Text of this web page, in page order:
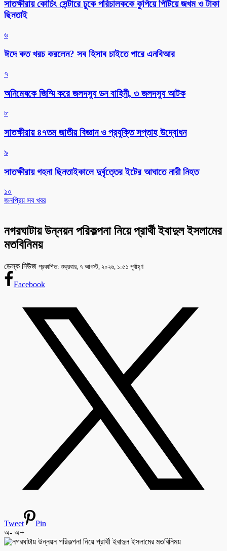
সাতক্ষীরায় কোচিং সেন্টারে ঢুকে পরিচালককে কুপিয়ে পিটিয়ে জখম ও টাকা
ছিনতাই
৬
ঈদে কত খরচ করলেন? সব হিসাব চাইতে পারে এনবিআর
৭
অনিমেষকে জিম্মি করে জলদস্যু ডন বাহিনী, ৩ জলদস্যু আটক
৮
সাতক্ষীরায় ৪৭তম জাতীয় বিজ্ঞান ও প্রযুক্তি সপ্তাহ উদ্বোধন
৯
সাতক্ষীরায় গহনা ছিনতাইকালে দুর্বৃত্তের ইটের আঘাতে নারী নিহত
১০
জনপ্রিয় সব খবর
নগরঘাটায় উন্নয়ন পরিকল্পনা নিয়ে প্রার্থী ইবাদুল ইসলামের
মতবিনিময়
ডেস্ক নিউজ প্রকাশিত: শুক্রবার, ৭ আগস্ট, ২০২৬, ১:৫১ পূর্বাহ্ণ
Facebook
Tweet
Pin
অ- অ+